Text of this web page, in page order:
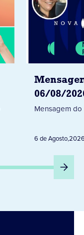
06/08/
Mensagem do
6 de Agosto,